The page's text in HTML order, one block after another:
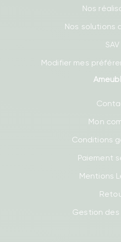
Nos
Nos solutions
SAV
Modifier mes
Mon
Conditions
Paiement
Mentions
Gestion des